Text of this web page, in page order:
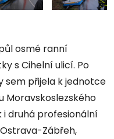
osmé ranní
s Cihelní ulicí. Po
sem přijela k jednotce
Moravskoslezského
druhá profesionální
Zábřeh,